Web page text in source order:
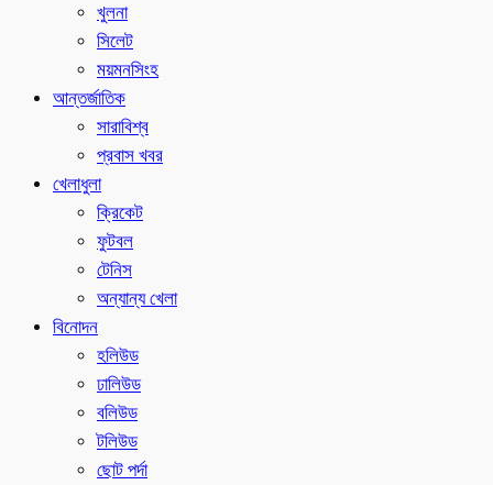
খুলনা
সিলেট
ময়মনসিংহ
আন্তর্জাতিক
সারাবিশ্ব
প্রবাস খবর
খেলাধুলা
ক্রিকেট
ফুটবল
টেনিস
অন্যান্য খেলা
বিনোদন
হলিউড
ঢালিউড
বলিউড
টলিউড
ছোট পর্দা